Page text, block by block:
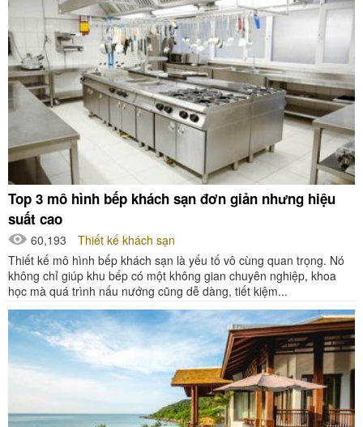
Top 3 mô hình bếp khách sạn đơn giản nhưng hiệu
suất cao
60,193
Thiết kế khách sạn
Thiết kế mô hình bếp khách sạn là yếu tố vô cùng quan trọng. Nó
không chỉ giúp khu bếp có một không gian chuyên nghiệp, khoa
học mà quá trình nấu nướng cũng dễ dàng, tiết kiệm...